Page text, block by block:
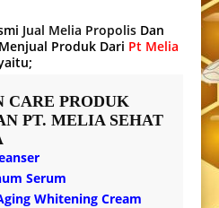
Jual Melia Propolis Dan
Produk Dari Pt Melia
CARE PRODUK
PT. MELIA SEHAT
Serum
Whitening Cream